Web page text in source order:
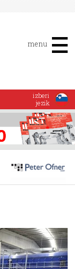
menu
izberi
jezik